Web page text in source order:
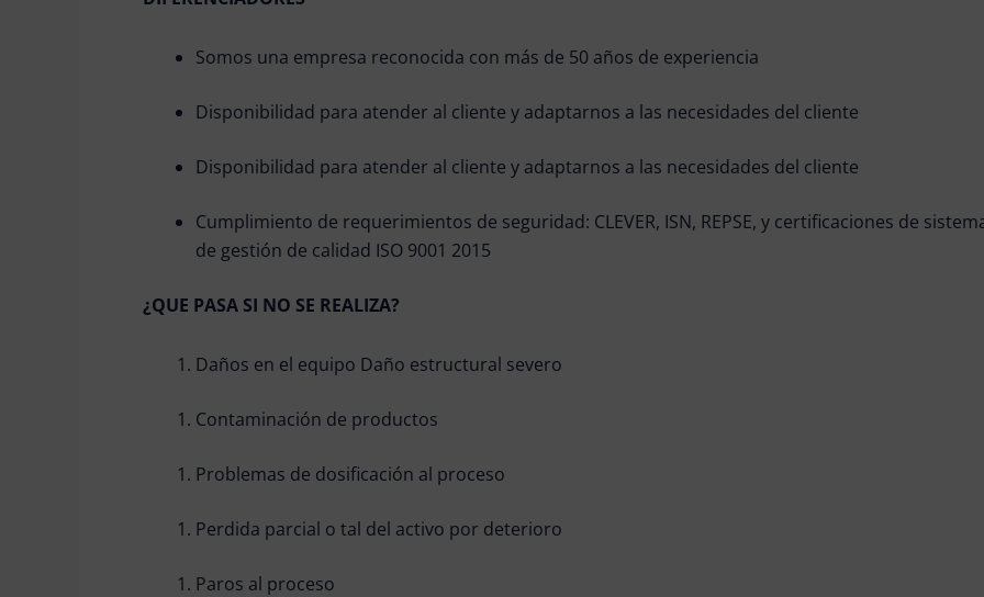
Somos una empresa reconocida con más de 50 años de experiencia
Disponibilidad para atender al cliente y adaptarnos a las necesidades del cliente
Disponibilidad para atender al cliente y adaptarnos a las necesidades del cliente
Cumplimiento de requerimientos de seguridad: CLEVER, ISN, REPSE, y certificaciones de
de gestión de calidad ISO 9001 2015
¿QUE PASA SI NO SE REALIZA?
Daños en el equipo Daño estructural severo
Contaminación de productos
Problemas de dosificación al proceso
Perdida parcial o tal del activo por deterioro
Paros al proceso